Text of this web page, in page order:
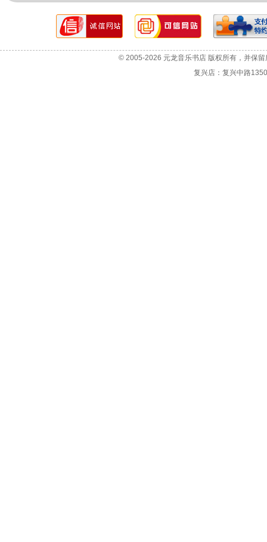
网站故障报告
选机咨询
投诉与建议
© 2005-2026 元龙音乐书店 版权所有，并保留
复兴店：复兴中路